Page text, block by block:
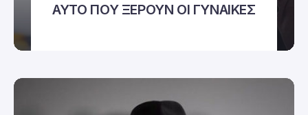
ΑΥΤΟ ΠΟΥ ΞΕΡΟΥΝ ΟΙ ΓΥΝΑΙΚΕΣ